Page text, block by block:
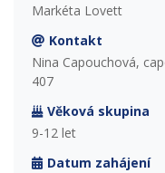
Markéta Lovett
Kontakt
Nina Capouchová,
407
Věková skupina
9-12 let
Datum zahájení